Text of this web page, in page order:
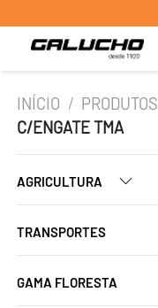
INÍCIO / PRODUTOS
C/ENGATE TMA
AGRICULTURA
TRANSPORTES
GAMA FLORESTA